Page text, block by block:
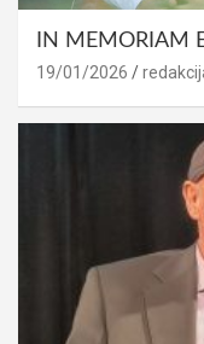
IN MEMORIAM
19/01/2026